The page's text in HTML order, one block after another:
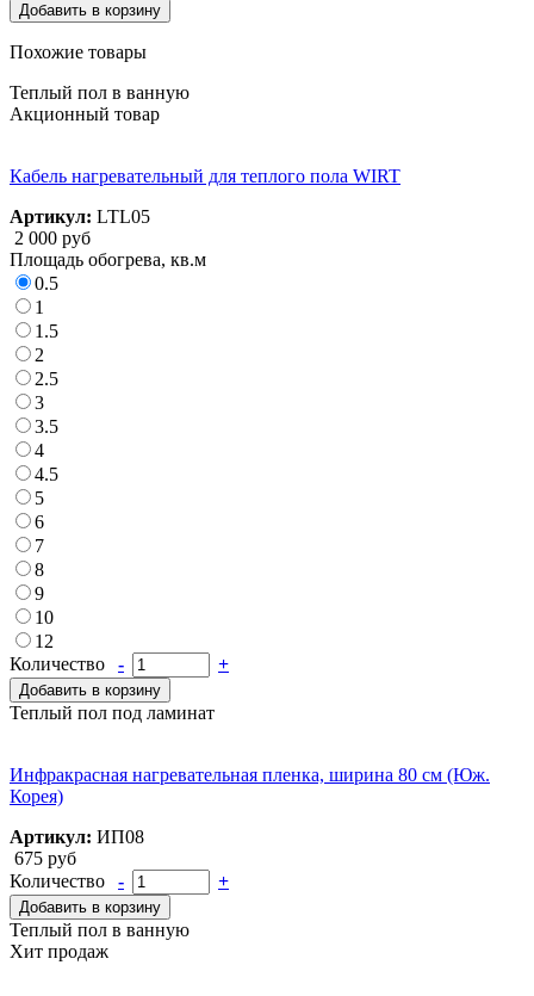
Добавить в корзину
Похожие товары
Теплый пол в ванную
Акционный товар
Кабель нагревательный для теплого пола WIRT
Артикул: LTL05
2 000 руб
Площадь обогрева, кв.м
0.5
1
1.5
2
2.5
3
3.5
4
4.5
5
6
7
8
9
10
12
Количество
- +
Добавить в корзину
Теплый пол под ламинат
Инфракрасная нагревательная пленка, ширина 80 см (Юж.
Корея)
Артикул: ИП08
675 руб
Количество
- +
Добавить в корзину
Теплый пол в ванную
Хит продаж